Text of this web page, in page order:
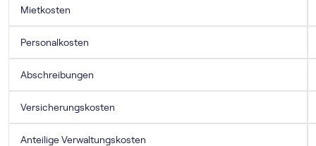
Mietkosten
Personalkosten
Abschreibungen
Versicherungskosten
Anteilige Verwaltungskosten